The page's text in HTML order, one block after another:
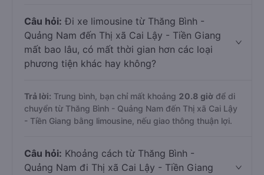
Câu hỏi: Đi xe limousine từ Thăng Bình -
Quảng Nam đến Thị xã Cai Lậy - Tiền Giang
mất bao lâu, có mất thời gian hơn các loại
phương tiện khác hay không?
Trả lời: Trung bình, bạn chỉ mất khoảng 20.8 giờ để di
chuyển từ Thăng Bình - Quảng Nam đến Thị xã Cai Lậy
- Tiền Giang bằng limousine, nếu giao thông thuận lợi.
Câu hỏi: Khoảng cách từ Thăng Bình -
Quảng Nam đi Thị xã Cai Lậy - Tiền Giang